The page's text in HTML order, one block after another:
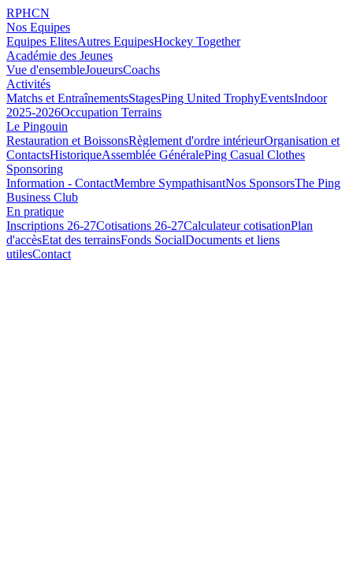
RPHCN
Nos Equipes
Equipes ElitesAutres EquipesHockey Together
Académie des Jeunes
Vue d'ensembleJoueursCoachs
Activités
Matchs et EntraînementsStagesPing United TrophyEventsIndoor
2025-2026Occupation Terrains
Le Pingouin
Restauration et BoissonsRèglement d'ordre intérieurOrganisation et
ContactsHistoriqueAssemblée GénéralePing Casual Clothes
Sponsoring
Information - ContactMembre SympathisantNos SponsorsThe Ping
Business Club
En pratique
Inscriptions 26-27Cotisations 26-27Calculateur cotisationPlan
d'accèsEtat des terrainsFonds SocialDocuments et liens
utilesContact